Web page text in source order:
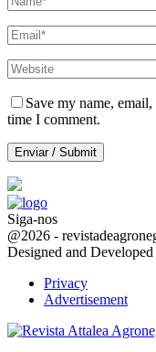
Save my name,
time I comment.
Siga-nos
Facebook
Twitter
Instagram
Linkedin
Youtube
Email
@2026 -
Designed and
Privacy
Advertisement